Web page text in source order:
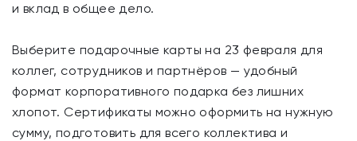
и вклад в общее дело.
Выберите подарочные карты на 23 февраля для
коллег, сотрудников и партнёров — удобный
формат корпоративного подарка без лишних
хлопот. Сертификаты можно оформить на нужную
сумму, подготовить для всего коллектива и